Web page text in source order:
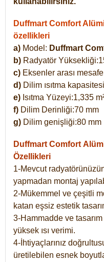
Duffmart Comfort
özellikleri
a) Model: Duffmart
b) Radyatör
c) Eksenler arası
d) Dilim ısıtma
e) Isıtma Yüzeyi:1,335
f) Dilim Derinliği:70 mm
g) Dilim genişliği:80 mm
Duffmart Comfort
Özellikleri
1-Mevcut
yapmadan montaj
2-Mükemmel ve çeşitli
katan eşsiz estetik
3-Hammadde ve
yüksek ısı verimi.
4-İhtiyaçlarınız
üretilebilen esnek